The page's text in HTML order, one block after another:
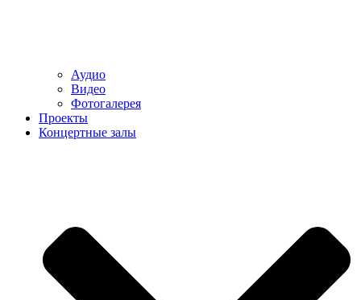
Аудио
Видео
Фотогалерея
Проекты
Концертные залы